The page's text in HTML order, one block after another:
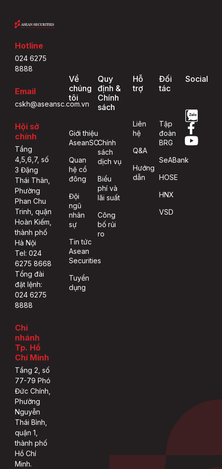
Hotline
024 6275
8888
Email
cskh@aseansc.com.vn
Hội sở
chính
Tầng
4,5,6,7, số
3 Đặng
Thái Thân,
Phường
Phan Chu
Trinh, quận
Hoàn Kiếm,
thành phố
Hà Nội
Tel: 024
6275 8668
Tổng đài
đặt lệnh:
024 6275
8888
Chi
nhánh
Tp. Hồ
Chí Minh
Tầng 2, số
77-79 Phó
Đức Chính,
Phường
Nguyễn
Thái Bình,
quận 1,
thành phố
Hồ Chí
Minh.
Về
chúng
tôi
Giới thiệu
AseanSC
Quan
hệ cổ
đông
Đội
ngũ
nhân
sự
Tin tức
Asean
Securities
Tuyển
dụng
Quy
định &
Chính
sách
Chính
sách
dịch vụ
Biểu
phí và
lãi suất
Công
bố rủi
ro
Hỗ
trợ
Liên
hệ
Q&A
Hướng
dẫn
Đối
tác
Tập
đoàn
BRG
SeABank
HOSE
HNX
VSD
Social